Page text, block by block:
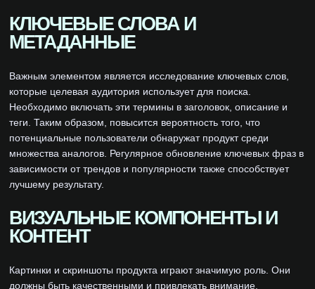
КЛЮЧЕВЫЕ СЛОВА И
МЕТАДАННЫЕ
Важным элементом является исследование ключевых слов,
которые целевая аудитория использует для поиска.
Необходимо включать эти термины в заголовок, описание и
теги. Таким образом, повысится вероятность того, что
потенциальные пользователи обнаружат продукт среди
множества аналогов. Регулярное обновление ключевых фраз в
зависимости от трендов и популярности также способствует
лучшему результату.
ВИЗУАЛЬНЫЕ КОМПОНЕНТЫ И
КОНТЕНТ
Картинки и скриншоты продукта играют значимую роль. Они
должны быть качественными и привлекать внимание.